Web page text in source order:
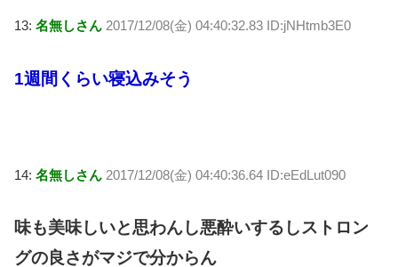
13: 名無しさん 2017/12/08(金) 04:40:32.83 ID:jNHtmb3E0
1週間くらい寝込みそう
14: 名無しさん 2017/12/08(金) 04:40:36.64 ID:eEdLut090
味も美味しいと思わんし悪酔いするしストロン
グの良さがマジで分からん